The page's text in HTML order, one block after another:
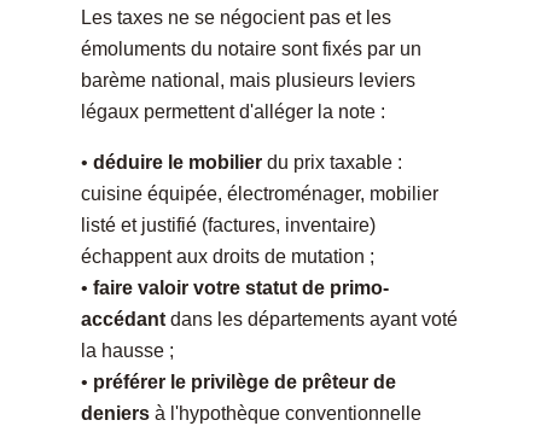
Les taxes ne se négocient pas et les
émoluments du notaire sont fixés par un
barème national, mais plusieurs leviers
légaux permettent d'alléger la note :
• déduire le mobilier du prix taxable :
cuisine équipée, électroménager, mobilier
listé et justifié (factures, inventaire)
échappent aux droits de mutation ;
• faire valoir votre statut de primo-
accédant dans les départements ayant voté
la hausse ;
• préférer le privilège de prêteur de
deniers à l'hypothèque conventionnelle